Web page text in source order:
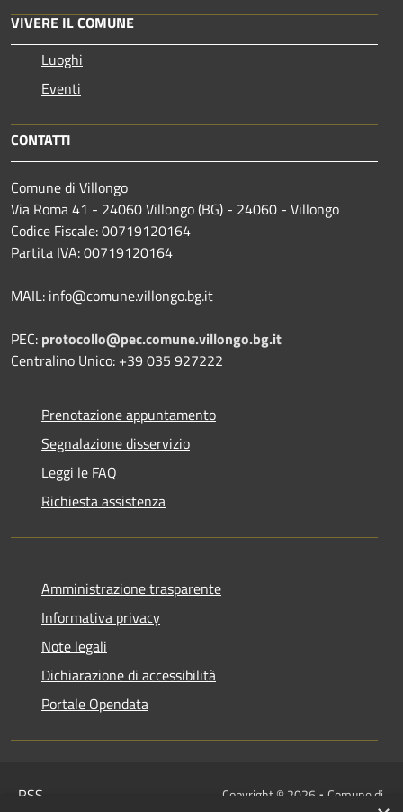
VIVERE IL COMUNE
Luoghi
Eventi
CONTATTI
Comune di Villongo
Via Roma 41 - 24060 Villongo (BG) - 24060 - Villongo
Codice Fiscale: 00719120164
Partita IVA: 00719120164
MAIL: info@comune.villongo.bg.it
PEC: protocollo@pec.comune.villongo.bg.it
Centralino Unico: +39 035 927222
Prenotazione appuntamento
Segnalazione disservizio
Leggi le FAQ
Richiesta assistenza
Amministrazione trasparente
Informativa privacy
Note legali
Dichiarazione di accessibilità
Portale Opendata
RSS
Copyright © 2026 • Comune di